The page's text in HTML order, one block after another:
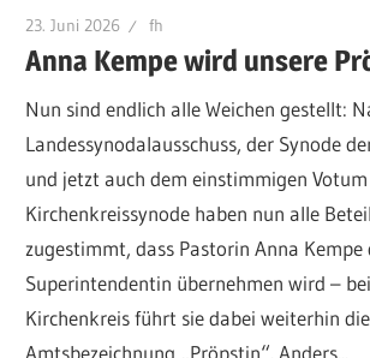
23. Juni 2026 fh
Anna Kempe wird unsere
Nun sind endlich alle Weichen gestellt:
Landessynodalausschuss, der Synode
und jetzt auch dem einstimmigen
Kirchenkreissynode haben nun alle
zugestimmt, dass Pastorin Anna
Superintendentin übernehmen wird –
Kirchenkreis führt sie dabei weiterhin
Amtsbezeichnung „Pröpstin“. Anders...